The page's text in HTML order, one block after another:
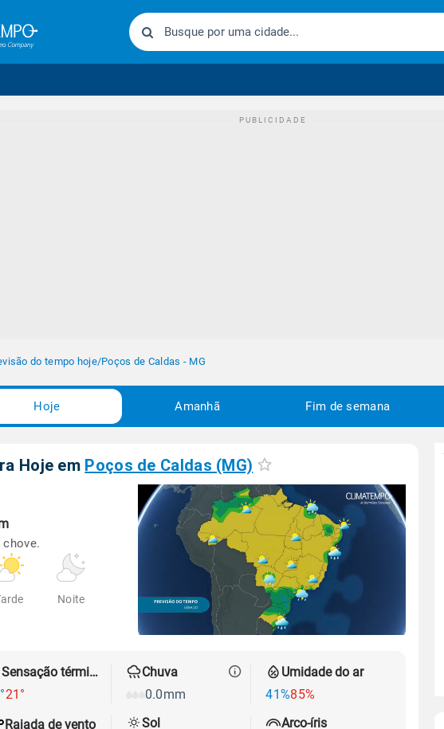
do tempo hoje/Poços de Caldas - MG
Hoje Amanhã Fim de semana
Hoje em Poços de Caldas (MG)
Noite
Sensação térmica
21°
Chuva
0.0mm
Umidade do ar
41%85%
Rajada de vento
Sol
Arco-íris